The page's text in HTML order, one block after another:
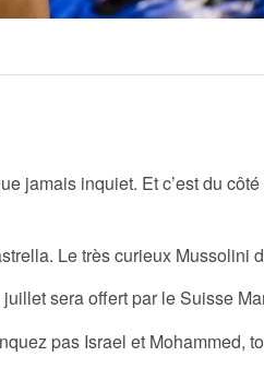
jamais inquiet. Et c’est du
Le très curieux
sera offert par le Suisse
pas Israel et Mohammed,